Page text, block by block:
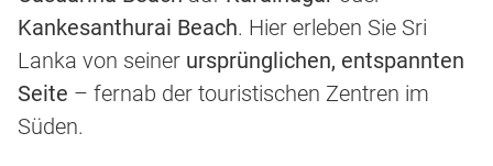
Kankesanthurai Beach. Hier erleben Sie Sri
Lanka von seiner ursprünglichen, entspannten
Seite – fernab der touristischen Zentren im
Süden.